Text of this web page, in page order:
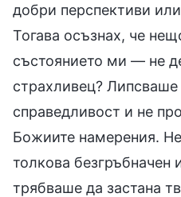
добри перспективи
Тогава осъзнах, че
състоянието ми — не
страхливец?
справедливост и не
Божиите намерения.
толкова безгръбначен
трябваше да застана